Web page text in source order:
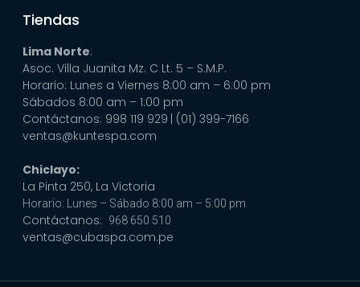
Tiendas
Lima Norte:
Asoc. Villa Juanita Mz. C Lt. 5 – S.M.P.
Horario: Lunes a Viernes 8:00 am – 6:00 pm
Sábados 8:00 am – 1:00 pm
Contáctanos: 998 119 929 | (01) 399-7166
ventas@kuntespa.com
Chiclayo:
La Pinta 250, La Victoria
Horario: Lunes – Sábado 8:00 am – 5:00 pm
Contáctanos: 968 650 510
ventas@cubaspa.com.pe